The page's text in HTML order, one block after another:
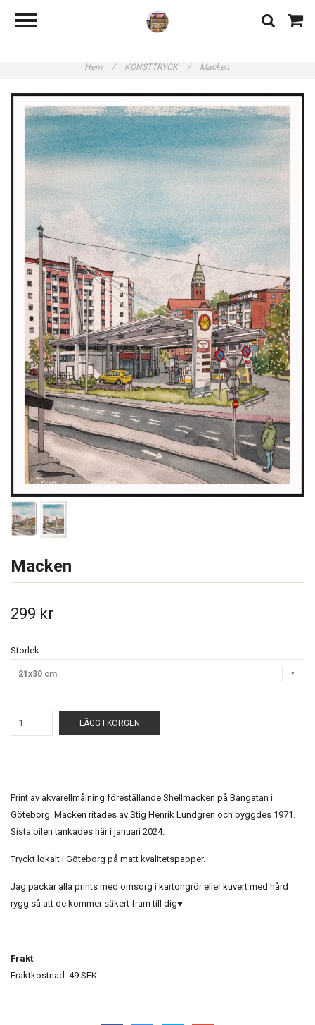
Hem / KONSTTRYCK / Macken
Macken
299 kr
Storlek
21x30 cm
LÄGG I KORGEN
Print av akvarellmålning föreställande Shellmacken på Bangatan i
Göteborg. Macken ritades av Stig Henrik Lundgren och byggdes 1971.
Sista bilen tankades här i januari 2024.
Tryckt lokalt i Göteborg på matt kvalitetspapper.
Jag packar alla prints med omsorg i kartongrör eller kuvert med hård
rygg så att de kommer säkert fram till dig♥︎
Frakt
Fraktkostnad: 49 SEK